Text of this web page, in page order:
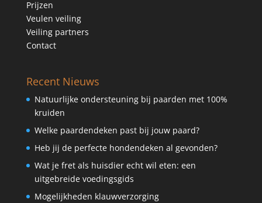
Prijzen
Veulen veiling
Veiling partners
Contact
Recent Nieuws
Natuurlijke ondersteuning bij paarden met 100%
kruiden
Welke paardendeken past bij jouw paard?
Heb jij de perfecte hondendeken al gevonden?
Wat je fret als huisdier echt wil eten: een
uitgebreide voedingsgids
Mogelijkheden klauwverzorging